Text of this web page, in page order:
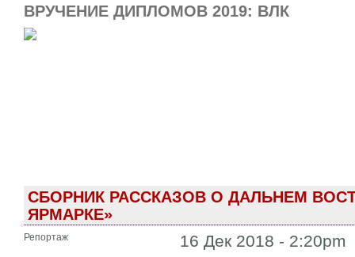
ВРУЧЕНИЕ ДИПЛОМОВ 2019: ВЛК
СБОРНИК РАССКАЗОВ О ДАЛЬНЕМ
ЯРМАРКЕ»
Репортаж 16 Дек 2018 - 2:20pm